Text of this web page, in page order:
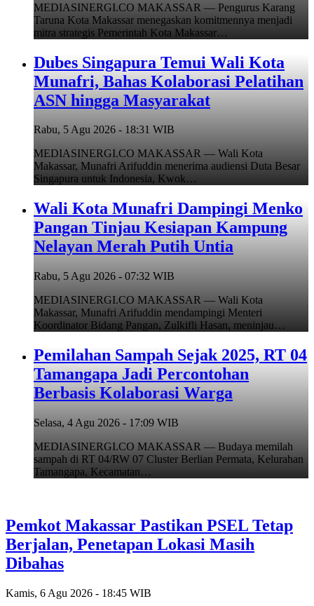
MEDIASINERGI.CO MAKASSAR — Pengurus Karang
Taruna Kota Makassar menegaskan komitmennya menjadi
mitra strategis Pemerintah Kota Makassar…
Dubes Singapura Temui Wali Kota
Munafri, Bahas Kolaborasi Pelatihan
ASN hingga Masyarakat
Rabu, 5 Agu 2026 - 18:31 WIB
MEDIASINERGI.CO MAKASSAR — Wali Kota
Makassar, Munafri Arifuddin menerima audiensi Duta Besar
Singapura untuk Indonesia, Kwok…
Wali Kota Munafri Dampingi Menko
Pangan Tinjau Kesiapan Kampung
Nelayan Merah Putih Untia
Rabu, 5 Agu 2026 - 07:32 WIB
MEDIASINERGI.CO MAKASSAR — Wali Kota
Makassar, Munafri Arifuddin mendampingi Menteri
Koordinator Bidang Pangan, Zulkifli Hasan, meninjau…
Pemilahan Sampah Sejak 2025, RT 04
Tamangapa Jadi Percontohan
Berbasis Kolaborasi Warga
Selasa, 4 Agu 2026 - 17:09 WIB
MEDIASINERGI.CO MAKASSAR — Budaya memilah
sampah di RT 04/RW 07 Cluster Berlian Permata, Kelurahan
Tamangapa, Kecamatan…
Pemkot Makassar Pastikan PSEL Tetap
Berjalan, Penetapan Lokasi Masih
Dibahas
Kamis, 6 Agu 2026 - 18:45 WIB